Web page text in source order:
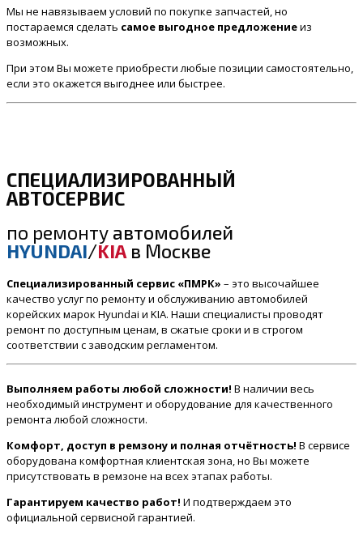
Мы не навязываем условий по покупке запчастей, но
постараемся сделать самое выгодное предложениеиз
возможных.
При этом Вы можете приобрести любые позиции самостоятельно,
если это окажется выгоднее или быстрее.
СПЕЦИАЛИЗИРОВАННЫЙ
АВТОСЕРВИС
по ремонту автомобилей
HYUNDAI/KIA в Москве
Специализированный сервис «ПМРК» – это высочайшее
качество услуг по ремонту и обслуживанию автомобилей
корейских марок Hyundai и KIA. Наши специалисты проводят
ремонт по доступным ценам, в сжатые сроки и в строгом
соответствии с заводским регламентом.
Выполняем работы любой сложности! В наличии весь
необходимый инструмент и оборудование для качественного
ремонта любой сложности.
Комфорт, доступ в ремзону и полная отчётность! В сервисе
оборудована комфортная клиентская зона, но Вы можете
присутствовать в ремзоне на всех этапах работы.
Гарантируем качество работ! И подтверждаем это
официальной сервисной гарантией.